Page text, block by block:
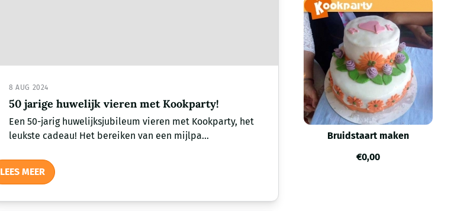
8 AUG 2024
50 jarige huwelijk vieren met Kookparty!
Een 50-jarig huwelijksjubileum vieren met Kookparty, het
leukste cadeau! Het bereiken van een mijlpa...
LEES MEER
Bruidstaart maken
€0,00